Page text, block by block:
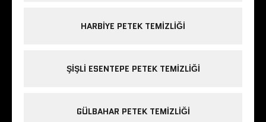
HARBIYE PETEK TEMIZLIĞI
ŞIŞLI ESENTEPE PETEK TEMIZLIĞI
GÜLBAHAR PETEK TEMIZLIĞI